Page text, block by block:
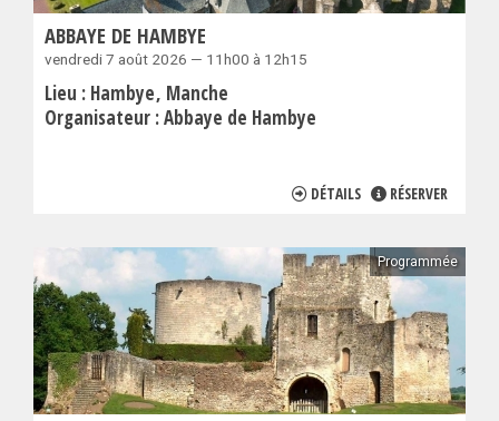
ABBAYE DE HAMBYE
vendredi 7 août 2026 — 11h00 à 12h15
Lieu : Hambye Manche
Organisateur :Abbaye de Hambye
DÉTAILS RÉSERVER
Programmée